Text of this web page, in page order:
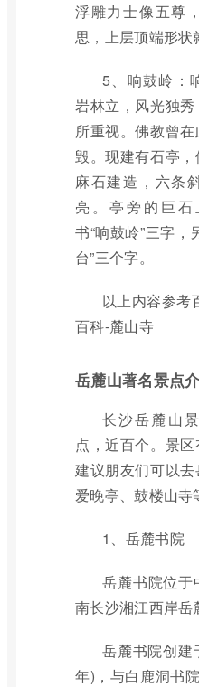
浮雕力士像五尊
思，上层顶端形状
5、响鼓岭：
岩林立，风光独
所重视。佛教曾
毁。现建有石亭
麻石建造，六条
亮。亭旁的巨
书“响鼓岭”三字，
台”三个字。
以上内容参考
百科-麓山寺
岳麓山著名景点
长沙岳麓山
点，近百个。景区
建议朋友们可以去
爱晚亭、鼓楼山寺
1、岳麓书院
岳麓书院位于
南长沙湘江西岸岳
岳麓书院创建
年)，与白鹿洞书